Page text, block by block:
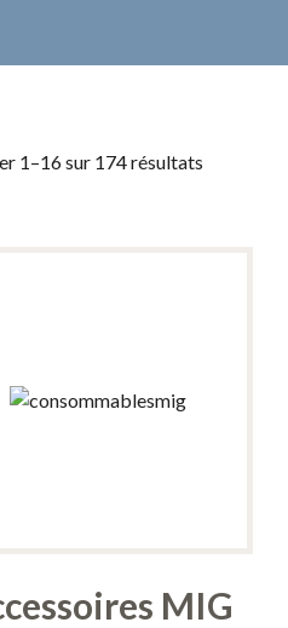
1–16 sur 174 résultats
MIG